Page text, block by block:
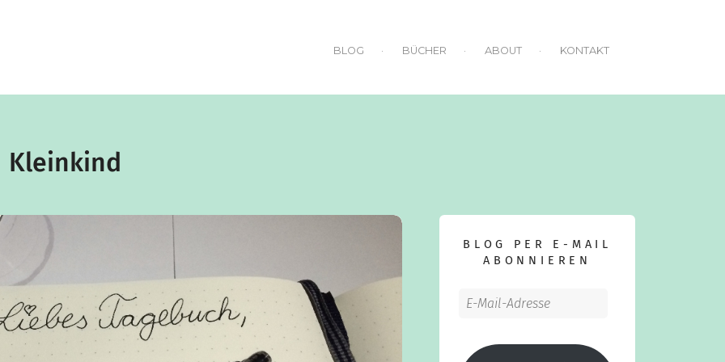
BLOG BÜCHER ABOUT KONTAKT
Kleinkind
BLOG PER E-MAIL
ABONNIEREN
E-